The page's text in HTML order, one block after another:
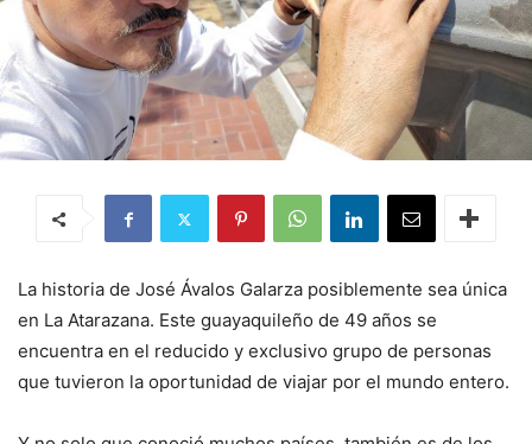
La historia de José Ávalos Galarza posiblemente sea única
en La Atarazana. Este guayaquileño de 49 años se
encuentra en el reducido y exclusivo grupo de personas
que tuvieron la oportunidad de viajar por el mundo entero.